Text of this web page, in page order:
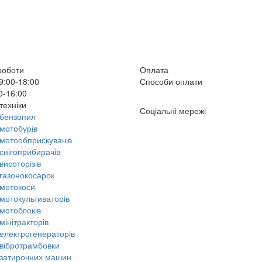
18:00
16:00
Оплата
Способи оплати
машин
Соціальні мережі